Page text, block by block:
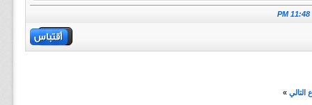
11:48 PM
التالي »